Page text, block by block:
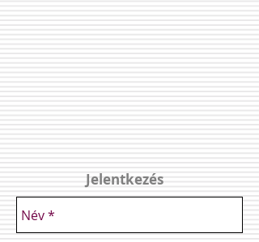
Jelentkezés